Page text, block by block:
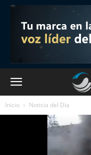
Inicio Noticia del Día